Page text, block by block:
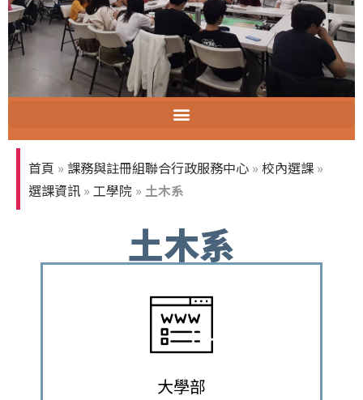
智慧教室教育訓練
首頁 » 課務與註冊組聯合行政服務中心 » 校內選課 »
選課資訊 » 工學院 » 土木系
土木系
大學部